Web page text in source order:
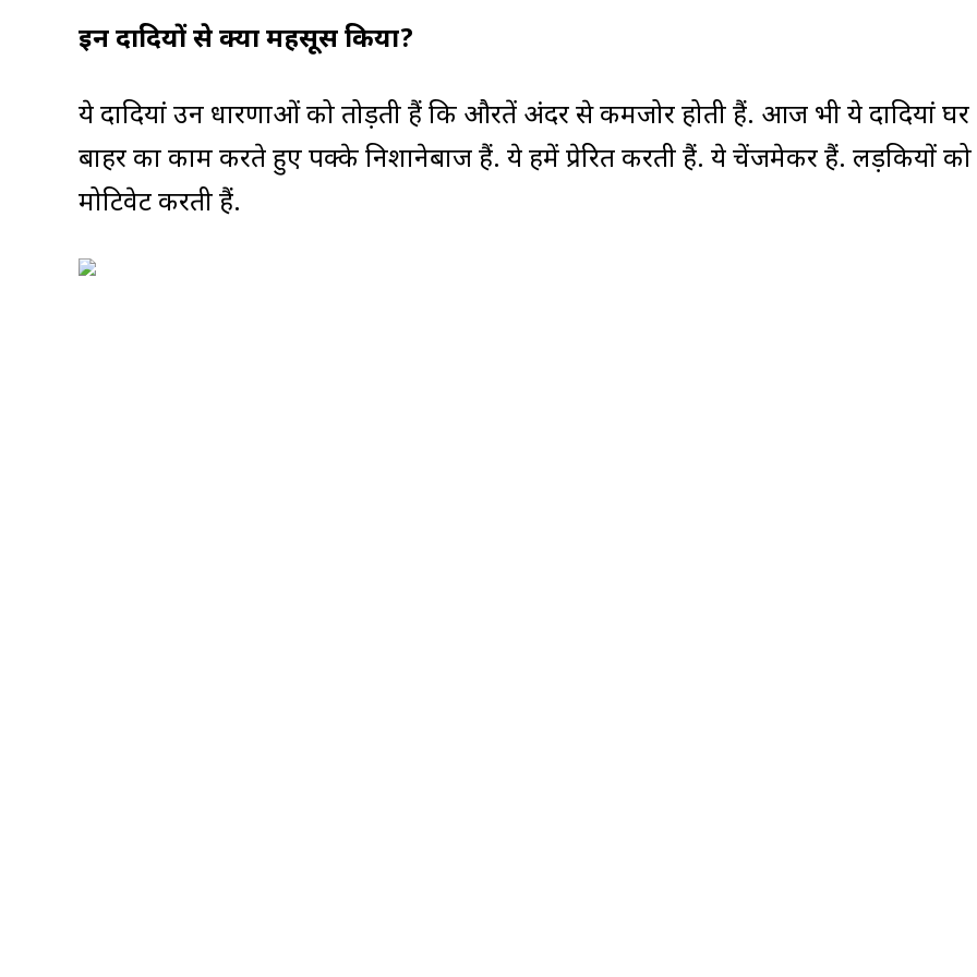
इन दादियों से क्या महसूस किया?
ये दादियां उन धारणाओं को तोड़ती हैं कि औरतें अंदर से कमजोर होती हैं. आज भी ये दादियां
बाहर का काम करते हुए पक्के निशानेबाज हैं. ये हमें प्रेरित करती हैं. ये चेंजमेकर हैं. लड़कियों को
मोटिवेट करती हैं.